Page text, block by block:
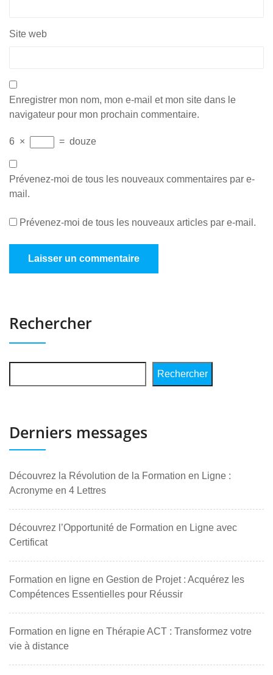
Site web
Enregistrer mon nom, mon e-mail et mon site dans le
navigateur pour mon prochain commentaire.
6 × = douze
Prévenez-moi de tous les nouveaux commentaires par e-
mail.
Prévenez-moi de tous les nouveaux articles par e-mail.
Rechercher
Rechercher
Derniers messages
Découvrez la Révolution de la Formation en Ligne :
Acronyme en 4 Lettres
Découvrez l’Opportunité de Formation en Ligne avec
Certificat
Formation en ligne en Gestion de Projet : Acquérez les
Compétences Essentielles pour Réussir
Formation en ligne en Thérapie ACT : Transformez votre
vie à distance